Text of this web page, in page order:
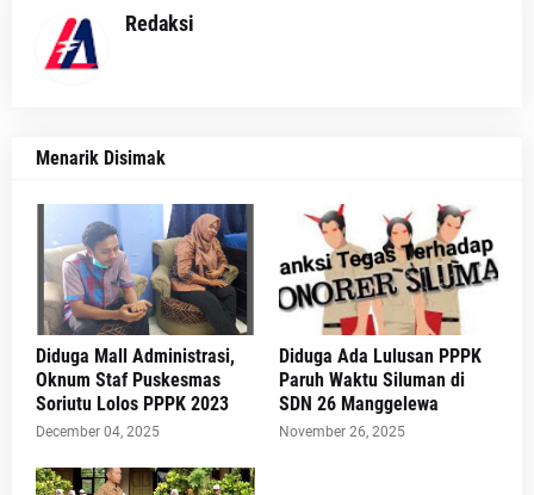
Redaksi
Menarik Disimak
Diduga Mall Administrasi,
Oknum Staf Puskesmas
Soriutu Lolos PPPK 2023
December 04, 2025
Diduga Ada Lulusan PPPK
Paruh Waktu Siluman di
SDN 26 Manggelewa
November 26, 2025